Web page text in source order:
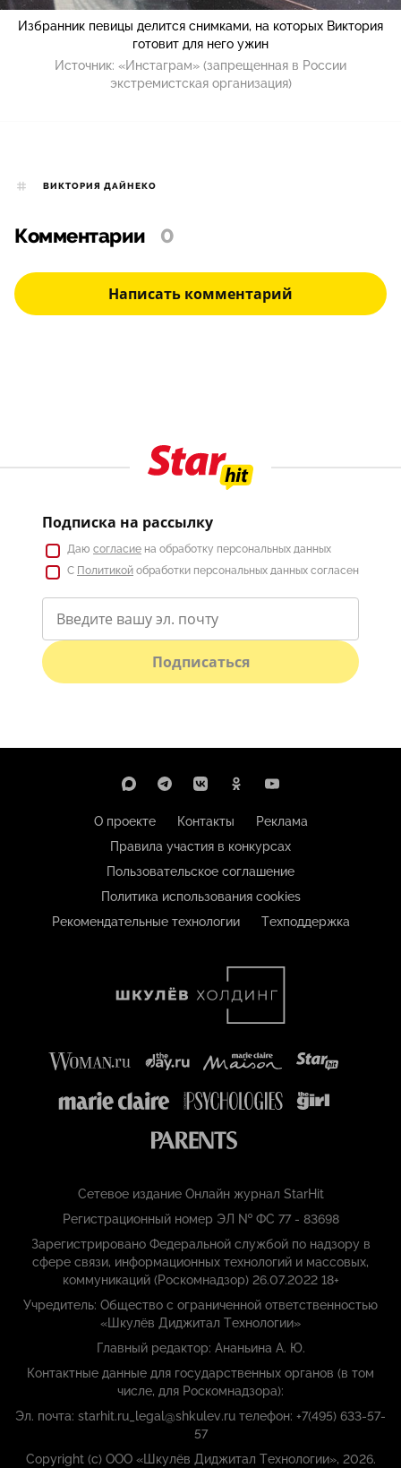
Избранник певицы делится снимками, на которых Виктория
готовит для него ужин
Источник: «Инстаграм» (запрещенная в России
экстремистская организация)
ВИКТОРИЯ ДАЙНЕКО
Комментарии 0
Написать комментарий
Подписка на рассылку
Даю согласие на обработку персональных данных
С Политикой обработки персональных данных согласен
Подписаться
О проекте Контакты
Реклама
Правила участия в конкурсах
Пользовательское соглашение
Политика использования cookies
Рекомендательные технологии
Техподдержка
Сетевое издание Онлайн журнал StarHit
Регистрационный номер ЭЛ № ФС 77 - 83698
Зарегистрировано Федеральной службой по надзору в
сфере связи, информационных технологий и массовых,
коммуникаций (Роскомнадзор) 26.07.2022 18+
Учредитель: Общество с ограниченной ответственностью
«Шкулёв Диджитал Технологии»
Главный редактор: Ананьина А. Ю.
Контактные данные для государственных органов (в том
числе, для Роскомнадзора):
Эл. почта: starhit.ru_legal@shkulev.ru телефон: +7(495) 633-57-
57
Copyright (с) ООО «Шкулёв Диджитал Технологии», 2026.